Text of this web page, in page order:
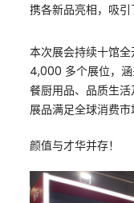
携各新品亮相，吸引
本次展会持续十馆
4,000 多个展位，
餐厨用品、品质生
展品满足全球消费市
颜值与才华并存！